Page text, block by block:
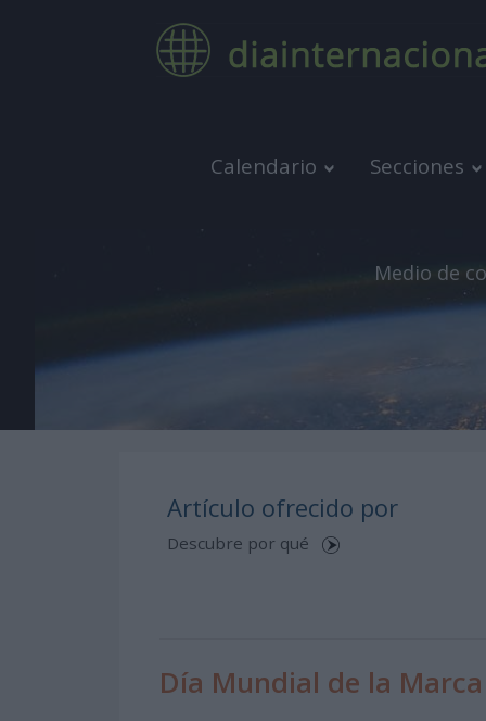
Calendario Secciones
Medio de
Artículo ofrecido por
Descubre por qué
Día Mundial de la